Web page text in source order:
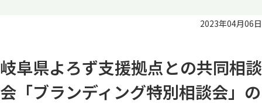
2023年04月06日
岐阜県よろず支援拠点との共同相談
会「ブランディング特別相談会」の